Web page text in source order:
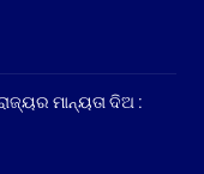
ମାନ୍ୟତା ଦିଅ :